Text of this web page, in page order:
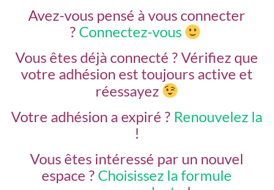
Avez-vous pensé à vous connecter
? Connectez-vous
Vous êtes déjà connecté ?Vérifiez que
votre adhésion est toujours active et
réessayez
Votre adhésion a expiré ? Renouvelez la
!
Vous êtes intéressé par un nouvel
espace ? Choisissez la formule